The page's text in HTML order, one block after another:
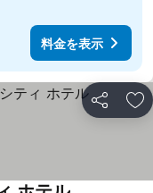
料金を表示
シェア お